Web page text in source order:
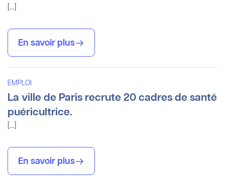
[…]
En savoir plus
EMPLOI
La ville de Paris recrute 20 cadres de santé
puéricultrice.
[…]
En savoir plus